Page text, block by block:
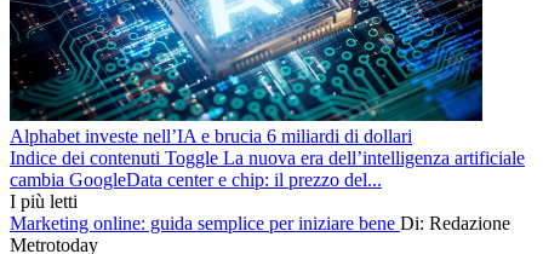
Alphabet investe nell’IA e brucia 6 miliardi di dollari
Indice dei contenuti Toggle La nuova era dell’intelligenza artificiale
cambia GoogleData center e chip: il prezzo del...
I più letti
Marketing online: guida semplice per iniziare bene Di: Redazione
Metrotoday